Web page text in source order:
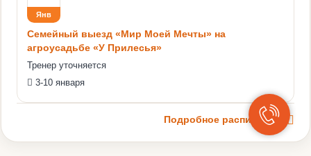
Янв
Семейный выезд «Мир Моей Мечты» на
агроусадьбе «У Прилесья»
Тренер уточняется
3-10 января
Подробное расписание